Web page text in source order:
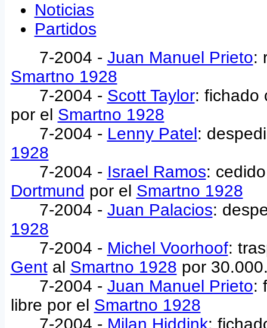
Noticias
Partidos
7-2004 - Juan Manuel Prieto:
Smartno 1928
7-2004 - Scott Taylor: fichado
por el Smartno 1928
7-2004 - Lenny Patel:
1928
7-2004 - Israel Ramos:
Dortmund por el Smartno 1928
7-2004 - Juan Palacios:
1928
7-2004 - Michel Voorhoof:
Gental Smartno 1928 por
7-2004 - Juan Manuel Prieto:
libre por el Smartno 1928
7-2004 - Milan Hiddink: